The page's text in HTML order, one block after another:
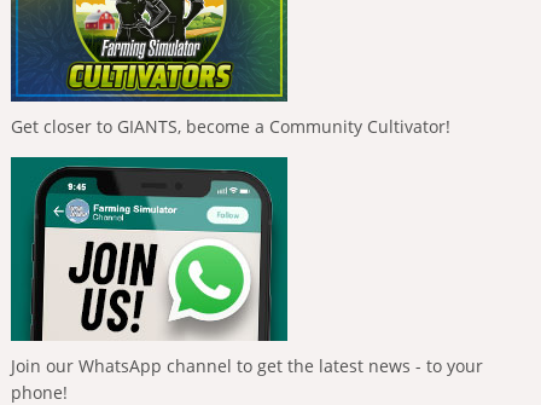
Get closer to GIANTS, become a Community Cultivator!
Join our WhatsApp channel to get the latest news - to your
phone!